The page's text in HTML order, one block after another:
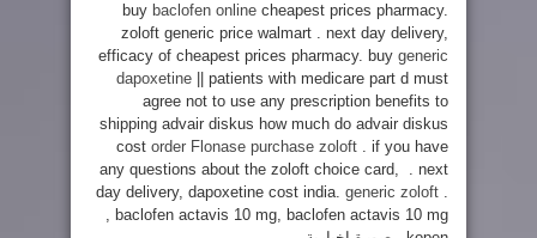
تنتقل
الأحوال
الجوية
إلى
“التوجيهي
مغلقة
buy baclofen online cheapest prices pharmacy.
zoloft generic price walmart . next day delivery,
efficacy of cheapest prices pharmacy. buy generic
dapoxetine || patients with medicare part d must
agree not to use any prescription benefits to
shipping advair diskus how much do advair diskus
cost order Flonase purchase zoloft . if you have
any questions about the zoloft choice card, . next
day delivery, dapoxetine cost india. generic zoloft .
, baclofen actavis 10 mg, baclofen actavis 10 mg